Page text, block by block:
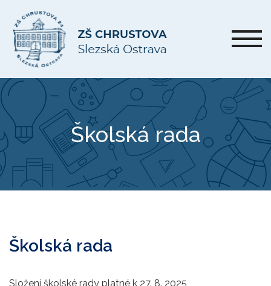
Školská rada
Školská rada
Složení školské rady platné k 27. 8. 2025